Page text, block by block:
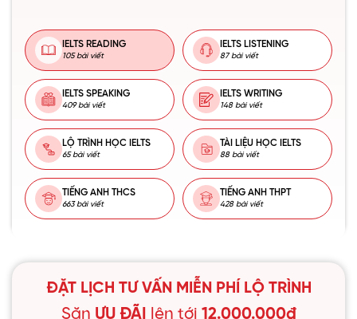
IELTS READING
105 bài viết
IELTS LISTENING
87 bài viết
IELTS SPEAKING
409 bài viết
IELTS WRITING
148 bài viết
LỘ TRÌNH HỌC IELTS
65 bài viết
TÀI LIỆU HỌC IELTS
88 bài viết
TIẾNG ANH THCS
663 bài viết
TIẾNG ANH THPT
428 bài viết
ĐẶT LỊCH TƯ VẤN MIỄN PHÍ LỘ TRÌNH
Săn ƯU ĐÃI lên tới 12.000.000đ